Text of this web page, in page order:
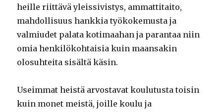
heille riittävä yleissivistys, ammattitaito,
mahdollisuus hankkia työkokemusta ja
valmiudet palata kotimaahan ja parantaa niin
omia henkilökohtaisia kuin maansakin
olosuhteita sisältä käsin.
Useimmat heistä arvostavat koulutusta toisin
kuin monet meistä, joille koulu ja